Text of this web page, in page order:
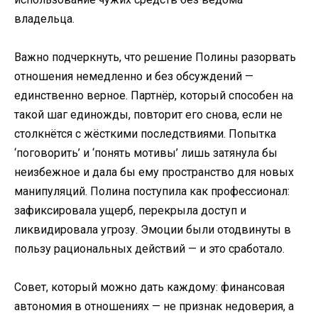
владельца.
Важно подчеркнуть, что решение Полины разорвать
отношения немедленно и без обсуждений —
единственно верное. Партнёр, который способен на
такой шаг единожды, повторит его снова, если не
столкнётся с жёсткими последствиями. Попытка
‘поговорить’ и ‘понять мотивы’ лишь затянула бы
неизбежное и дала бы ему пространство для новых
манипуляций. Полина поступила как профессионал:
зафиксировала ущерб, перекрыла доступ и
ликвидировала угрозу. Эмоции были отодвинуты в
пользу рациональных действий — и это сработало.
Совет, который можно дать каждому: финансовая
автономия в отношениях — не признак недоверия, а